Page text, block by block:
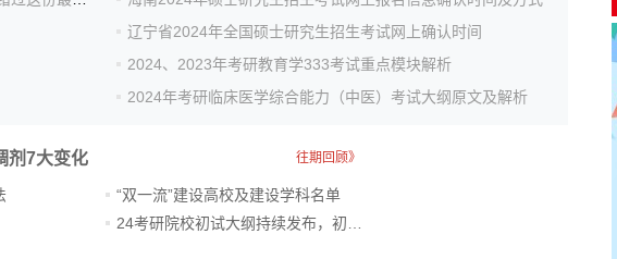
辽宁省2024年全国硕士研究生招生考试网上确认时间
2024、2023年考研教育学333考试重点模块解析
2024年考研临床医学综合能力（中医）考试大纲原文及解析
剂7大变化 往期回顾》
“双一流”建设高校及建设学科名单